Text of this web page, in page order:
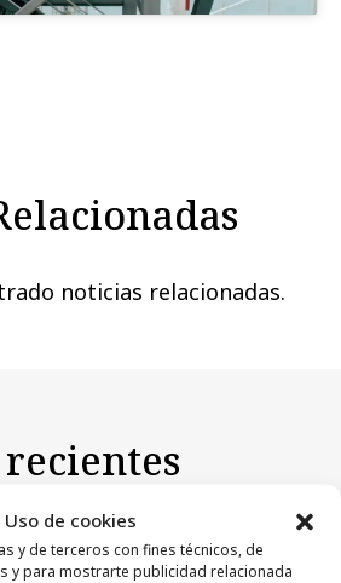
Uso de cookies
y de terceros con fines técnicos, de
y para mostrarte publicidad relacionada
noticias relacionadas.